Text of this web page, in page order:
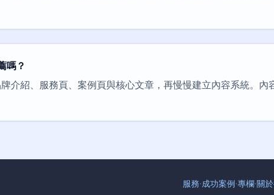
嗎？
介紹、服務頁、案例頁與核心文章，再慢慢建立內容系統。
服務·成功案例·專欄·關